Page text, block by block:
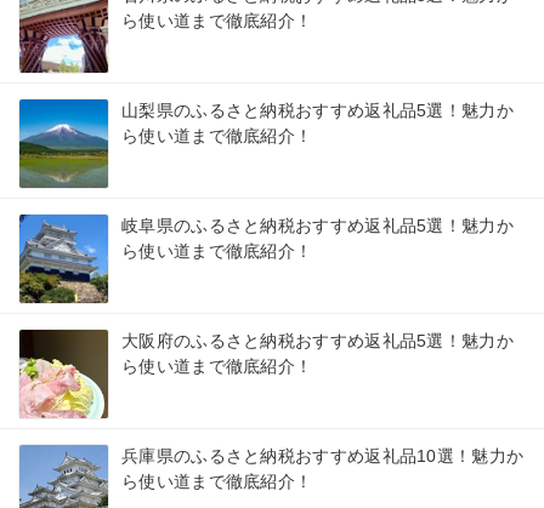
ら使い道まで徹底紹介！
山梨県のふるさと納税おすすめ返礼品5選！魅力か
ら使い道まで徹底紹介！
岐阜県のふるさと納税おすすめ返礼品5選！魅力か
ら使い道まで徹底紹介！
大阪府のふるさと納税おすすめ返礼品5選！魅力か
ら使い道まで徹底紹介！
兵庫県のふるさと納税おすすめ返礼品10選！魅力か
ら使い道まで徹底紹介！